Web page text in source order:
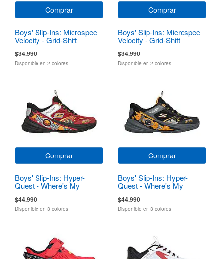
Comprar
Boys' Slip-Ins: Microspec
Velocity - Grid-Shift
$34.990
Disponible en 2 colores
Comprar
Boys' Slip-Ins: Microspec
Velocity - Grid-Shift
$34.990
Disponible en 2 colores
Comprar
Boys' Slip-Ins: Hyper-
Quest - Where's My
$44.990
Disponible en 3 colores
Comprar
Boys' Slip-Ins: Hyper-
Quest - Where's My
$44.990
Disponible en 3 colores